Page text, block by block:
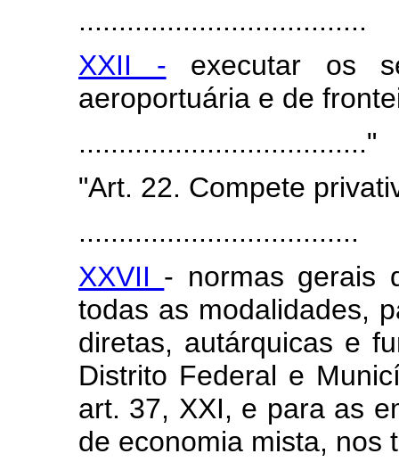
....................................
XXII - executar os
aeroportuária e de
...................................."
"Art. 22. Compete
...................................
XXVII - normas gerais
todas as modalidades,
diretas, autárquicas e
Distrito Federal e
art. 37, XXI, e para as
de economia mista, nos